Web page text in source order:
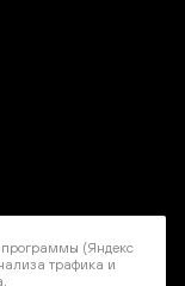
(Яндекс
трафика и